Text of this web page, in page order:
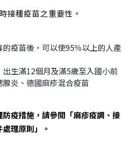
接種疫苗之重要性。
疫苗後，可以使95％以上的人產
生滿12個月及滿5歲至入國小前
炎、德國麻疹混合疫苗
疫措施，請參閱「麻疹疫調、接
理原則」。